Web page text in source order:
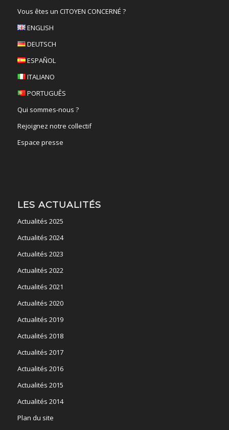
Vous êtes un CITOYEN CONCERNÉ ?
ENGLISH
DEUTSCH
ESPAÑOL
ITALIANO
PORTUGUÊS
Qui sommes-nous ?
Rejoignez notre collectif
Espace presse
LES ACTUALITÉS
Actualités 2025
Actualités 2024
Actualités 2023
Actualités 2022
Actualités 2021
Actualités 2020
Actualités 2019
Actualités 2018
Actualités 2017
Actualités 2016
Actualités 2015
Actualités 2014
Plan du site